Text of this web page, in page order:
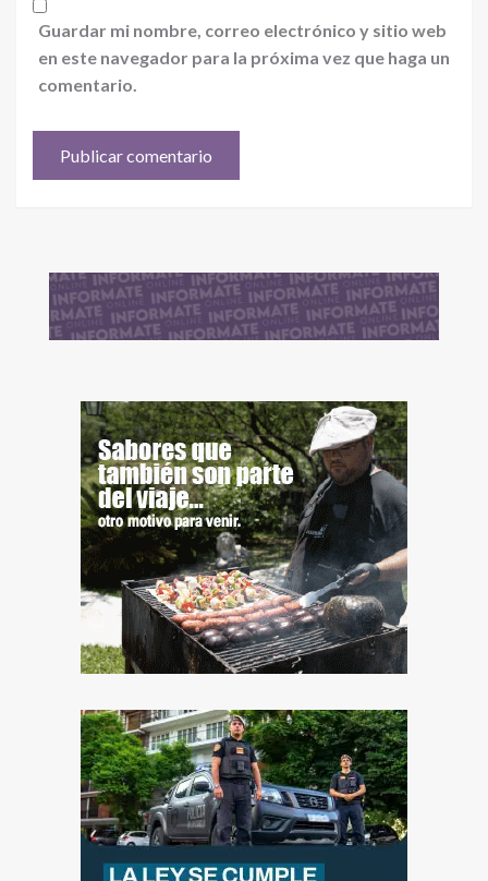
Guardar mi nombre, correo electrónico y sitio web
en este navegador para la próxima vez que haga un
comentario.